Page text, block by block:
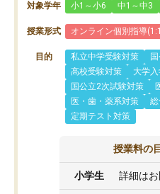
対象学年 小1～小6 中1～中3
授業形式 オンライン個別指導
目的 私立中学受験対策
高校受験対策
大学
国公立2次試験対策
医・歯・薬系対策
定期テスト対策
授業料の
小学生 詳細は